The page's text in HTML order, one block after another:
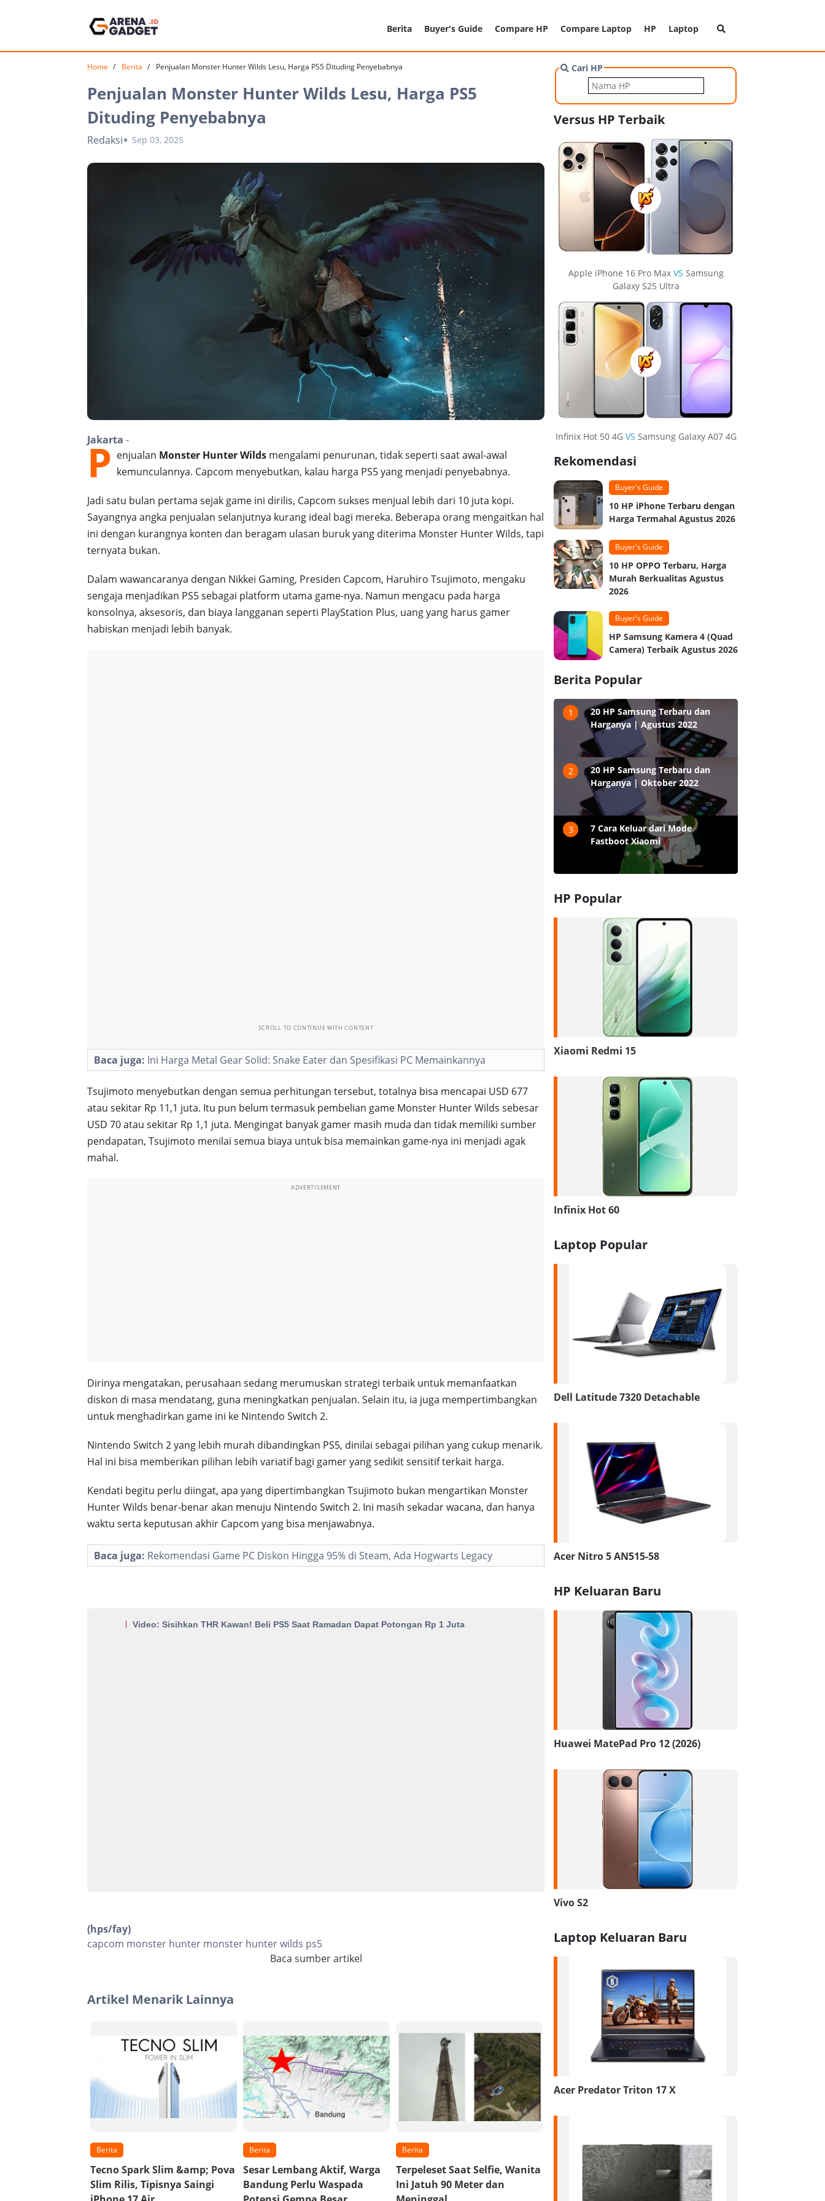
Berita Buyer's Guide Compare HP Compare Laptop HP Laptop
Home Berita Penjualan Monster Hunter Wilds Lesu, Harga PS5 Dituding Penyebabnya
Penjualan Monster Hunter Wilds Lesu, Harga PS5
Dituding Penyebabnya
Redaksi Sep 03, 2025
Jakarta -
P enjualan Monster Hunter Wilds mengalami penurunan, tidak seperti saat awal-awal
kemunculannya. Capcom menyebutkan, kalau harga PS5 yang menjadi penyebabnya.
Jadi satu bulan pertama sejak game ini dirilis, Capcom sukses menjual lebih dari 10 juta kopi.
Sayangnya angka penjualan selanjutnya kurang ideal bagi mereka. Beberapa orang mengaitkan hal
ini dengan kurangnya konten dan beragam ulasan buruk yang diterima Monster Hunter Wilds, tapi
ternyata bukan.
Dalam wawancaranya dengan Nikkei Gaming, Presiden Capcom, Haruhiro Tsujimoto, mengaku
sengaja menjadikan PS5 sebagai platform utama game-nya. Namun mengacu pada harga
konsolnya, aksesoris, dan biaya langganan seperti PlayStation Plus, uang yang harus gamer
habiskan menjadi lebih banyak.
SCROLL TO CONTINUE WITH CONTENT
Baca juga: Ini Harga Metal Gear Solid: Snake Eater dan Spesifikasi PC Memainkannya
Tsujimoto menyebutkan dengan semua perhitungan tersebut, totalnya bisa mencapai USD 677
atau sekitar Rp 11,1 juta. Itu pun belum termasuk pembelian game Monster Hunter Wilds sebesar
USD 70 atau sekitar Rp 1,1 juta. Mengingat banyak gamer masih muda dan tidak memiliki sumber
pendapatan, Tsujimoto menilai semua biaya untuk bisa memainkan game-nya ini menjadi agak
mahal.
ADVERTISEMENT
Dirinya mengatakan, perusahaan sedang merumuskan strategi terbaik untuk memanfaatkan
diskon di masa mendatang, guna meningkatkan penjualan. Selain itu, ia juga mempertimbangkan
untuk menghadirkan game ini ke Nintendo Switch 2.
Nintendo Switch 2 yang lebih murah dibandingkan PS5, dinilai sebagai pilihan yang cukup menarik.
Hal ini bisa memberikan pilihan lebih variatif bagi gamer yang sedikit sensitif terkait harga.
Kendati begitu perlu diingat, apa yang dipertimbangkan Tsujimoto bukan mengartikan Monster
Hunter Wilds benar-benar akan menuju Nintendo Switch 2. Ini masih sekadar wacana, dan hanya
waktu serta keputusan akhir Capcom yang bisa menjawabnya.
Baca juga: Rekomendasi Game PC Diskon Hingga 95% di Steam, Ada Hogwarts Legacy
Video: Sisihkan THR Kawan! Beli PS5 Saat Ramadan Dapat Potongan Rp 1 Juta
(hps/fay)
capcom monster hunter monster hunter wilds ps5
Baca sumber artikel
Artikel Menarik Lainnya
Berita
Tecno Spark Slim &amp; Pova
Slim Rilis, Tipisnya Saingi
Berita
Sesar Lembang Aktif, Warga
Bandung Perlu Waspada
Berita
Terpeleset Saat Selfie, Wanita
Ini Jatuh 90 Meter dan
Cari HP
Versus HP Terbaik
Apple iPhone 16 Pro Max VS Samsung
Galaxy S25 Ultra
Infinix Hot 50 4G VS Samsung Galaxy A07 4G
Rekomendasi
Buyer's Guide
10 HP iPhone Terbaru dengan
Harga Termahal Agustus 2026
Buyer's Guide
10 HP OPPO Terbaru, Harga
Murah Berkualitas Agustus
2026
Buyer's Guide
HP Samsung Kamera 4 (Quad
Camera) Terbaik Agustus 2026
Berita Popular
1
20 HP Samsung Terbaru dan
Harganya | Agustus 2022
2
20 HP Samsung Terbaru dan
Harganya | Oktober 2022
3
7 Cara Keluar dari Mode
Fastboot Xiaomi
HP Popular
Xiaomi Redmi 15
Infinix Hot 60
Laptop Popular
Dell Latitude 7320 Detachable
Acer Nitro 5 AN515-58
HP Keluaran Baru
Huawei MatePad Pro 12 (2026)
Vivo S2
Laptop Keluaran Baru
Acer Predator Triton 17 X